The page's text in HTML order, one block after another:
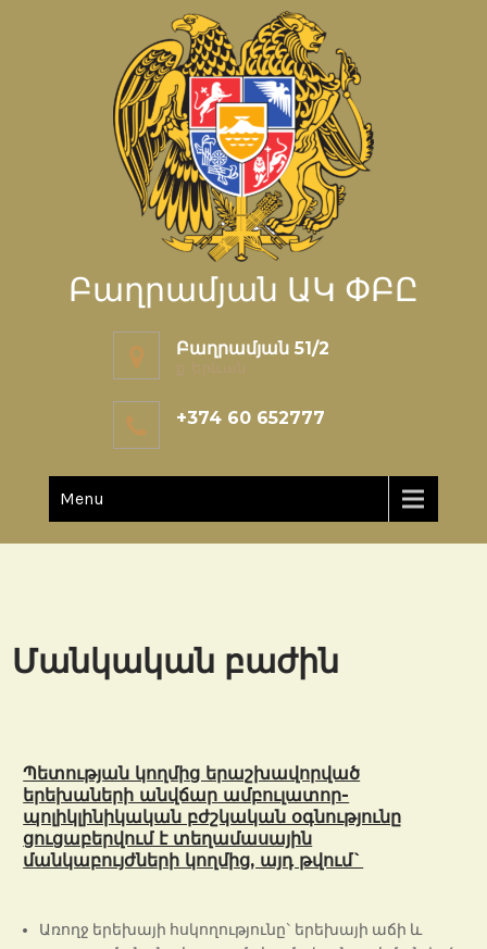
Բաղրամյան ԱԿ ՓԲԸ
Բաղրամյան 51/2
ք. Երևան
+374 60 652777
Menu
Մանկական բաժին
Պետության կողմից երաշխավորված
երեխաների անվճար ամբուլատոր-
պոլիկլինիկական բժշկական օգնությունը
ցուցաբերվում է տեղամասային
մանկաբույժների կողմից, այդ թվում`
Առողջ երեխայի հսկողությունը` երեխայի աճի և